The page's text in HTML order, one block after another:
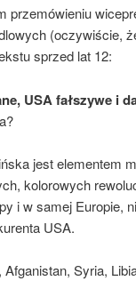
przemówieniu
(oczywiście,
sprzed lat 12:
USA fałszywe i
jest elementem
kolorowych
i w samej Europie,
USA.
Syria,